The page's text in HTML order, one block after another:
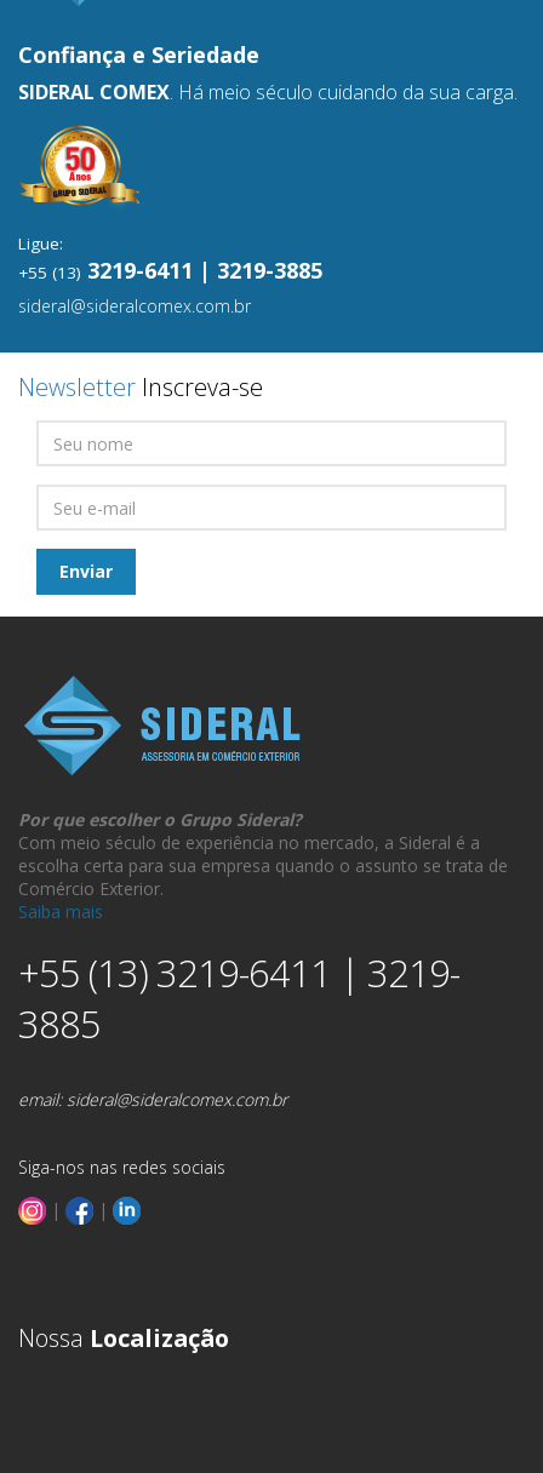
Confiança e Seriedade
SIDERAL COMEX. Há meio século cuidando da sua carga.
Ligue:
+55 (13) 3219-6411 | 3219-3885
sideral@sideralcomex.com.br
Newsletter Inscreva-se
Por que escolher o Grupo Sideral?
Com meio século de experiência no mercado, a Sideral é a
escolha certa para sua empresa quando o assunto se trata de
Comércio Exterior.
Saiba mais
+55 (13) 3219-6411 | 3219-
3885
email:sideral@sideralcomex.com.br
Siga-nos nas redes sociais
|
|
Nossa Localização